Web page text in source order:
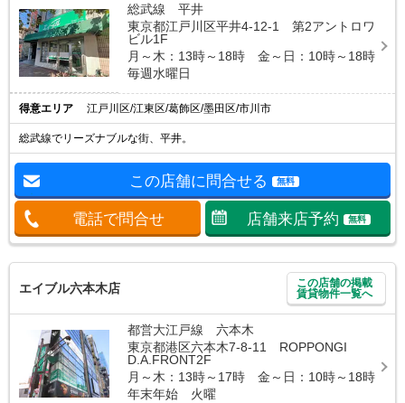
総武線 平井
東京都江戸川区平井4-12-1 第2アントロワ
ビル1F
月～木：13時～18時 金～日：10時～18時
毎週水曜日
得意エリア 江戸川区/江東区/葛飾区/墨田区/市川市
総武線でリーズナブルな街、平井。
この店舗に問合せる 無料
電話で問合せ 店舗来店予約 無料
エイブル六本木店
この店舗の掲載
賃貸物件一覧へ
都営大江戸線 六本木
東京都港区六本木7-8-11 ROPPONGI
D.A.FRONT2F
月～木：13時～17時 金～日：10時～18時
年末年始 火曜